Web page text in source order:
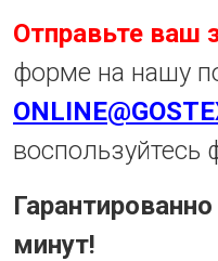
Отправьте ваш
форме на нашу
воспользуйтесь
минут!